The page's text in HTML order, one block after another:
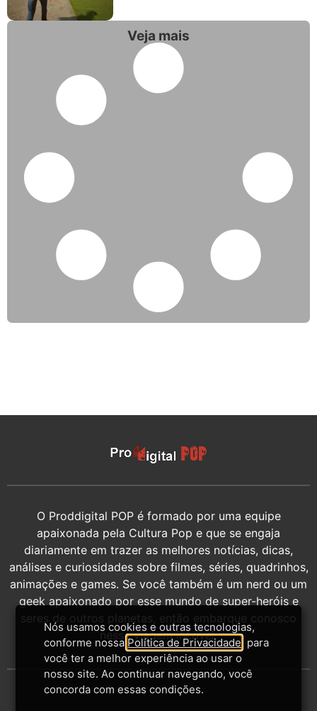
Veja mais
O Proddigital POP é formado por uma equipe
apaixonada pela Cultura Pop e que se engaja
diariamente em trazer as melhores notícias, dicas,
análises e curiosidades sobre filmes, séries, quadrinhos,
animações e games. Se você também é um nerd ou um
geek apaixonado por esse mundo de super-heróis e
seres de outros planetas, então embarque conosco
nessa viagem incrível.
Nós usamos cookies e outras tecnologias,
conforme nossa Política de Privacidade , para
você ter a melhor experiência ao usar o
nosso site. Ao continuar navegando, você
concorda com essas condições.